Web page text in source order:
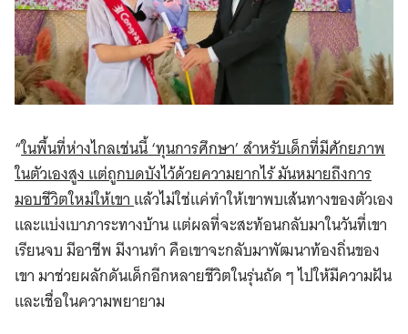
“ในพื้นที่ห่างไกลเช่นนี้ ‘ทุนการศึกษา’ สำหรับเด็กที่มีศักยภาพ
ในตัวเองสูง แต่ถูกบดบังไว้ด้วยความยากไร้ มันหมายถึงการ
มอบชีวิตใหม่ให้เขาแล้วไม่ใช่แค่ทำให้เขาพบเส้นทางของตัวเอง
และแบ่งเบาภาระทางบ้าน แต่ผลที่จะสะท้อนกลับมาในวันที่เขา
เรียนจบ มีอาชีพ มีงานทำ คือเขาจะกลับมาพัฒนาท้องถิ่นของ
เขา มาช่วยผลักดันเด็กอีกหลายชีวิตในรุ่นถัด ๆ ไปให้มีความฝัน
และเชื่อในความพยายาม